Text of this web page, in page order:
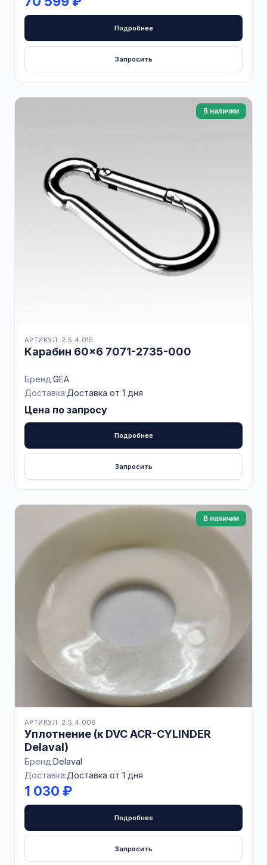
Подробнее
Запросить
В наличии
АРТИКУЛ: 2.5.4.015
Карабин 60×6 7071-2735-000
Бренд:GEA
Доставка:Доставка от 1 дня
Цена по запросу
Подробнее
Запросить
В наличии
АРТИКУЛ: 2.5.4.006
Уплотнение (к DVC ACR-CYLINDER
Delaval)
Бренд:Delaval
Доставка:Доставка от 1 дня
1 030 ₽
Подробнее
Запросить